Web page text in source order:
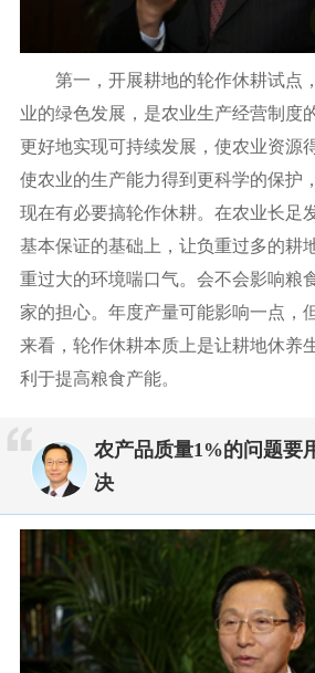
第一，开展耕地的轮作休耕试点
业的绿色发展，是农业生产经营制度
更好地实现可持续发展，使农业资源
使农业的生产能力得到更科学的保护
现在有必要搞轮作休耕。在农业长足
基本保证的基础上，让负重过多的耕
重过大的环境喘口气。会不会影响粮
家的担心。年度产量可能影响一点，
来看，轮作休耕本质上是让耕地休养
利于提高粮食产能。
农产品质量1%的问题要
决